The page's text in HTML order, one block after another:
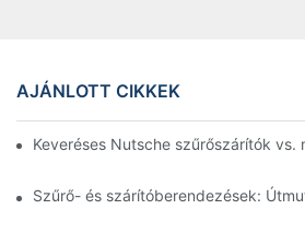
AJÁNLOTT CIKKEK
Keveréses Nutsche szűrőszárítók
Szűrő- és szárítóberendezések: